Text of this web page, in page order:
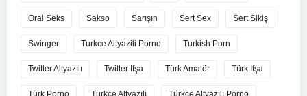
Oral Seks Sakso Sarışın Sert Sex Sert Sikiş
Swinger Turkce Altyazili Porno Turkish Porn
Twitter Altyazılı Twitter Ifşa Türk Amatör Türk Ifşa
Türk Porno Türkçe Altyazılı Türkçe Altyazılı Porno